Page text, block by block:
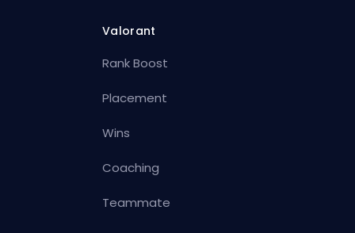
Valorant
Rank Boost
Placement
Wins
Coaching
Teammate